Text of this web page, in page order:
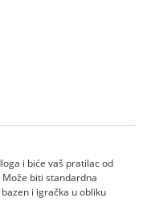
i biće vaš pratilac od
biti standardna
i igračka u obliku